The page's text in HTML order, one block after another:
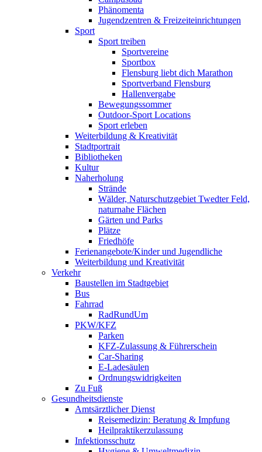
Phänomenta
Jugendzentren & Freizeiteinrichtungen
Sport
Sport treiben
Sportvereine
Sportbox
Flensburg liebt dich Marathon
Sportverband Flensburg
Hallenvergabe
Bewegungssommer
Outdoor-Sport Locations
Sport erleben
Weiterbildung & Kreativität
Stadtportrait
Bibliotheken
Kultur
Naherholung
Strände
Wälder, Naturschutzgebiet Twedter Feld,
naturnahe Flächen
Gärten und Parks
Plätze
Friedhöfe
Ferienangebote/Kinder und Jugendliche
Weiterbildung und Kreativität
Verkehr
Baustellen im Stadtgebiet
Bus
Fahrrad
RadRundUm
PKW/KFZ
Parken
KFZ-Zulassung & Führerschein
Car-Sharing
E-Ladesäulen
Ordnungswidrigkeiten
Zu Fuß
Gesundheitsdienste
Amtsärztlicher Dienst
Reisemedizin: Beratung & Impfung
Heilpraktikerzulassung
Infektionsschutz